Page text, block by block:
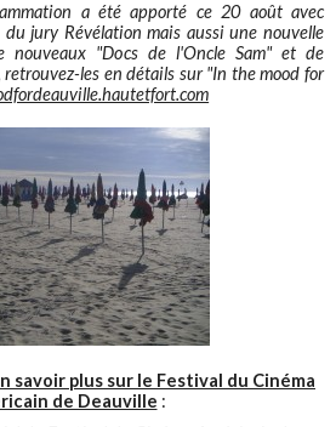
a été apporté ce 20 août avec
jury Révélation mais aussi une nouvelle
nouveaux "Docs de l'Oncle Sam" et de
les en détails sur "In the mood for
savoir plus sur le Festival du Cinéma
de Deauville :